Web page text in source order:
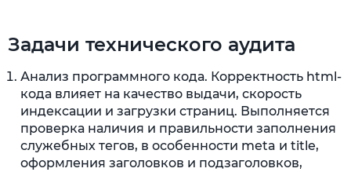
Задачи технического аудита
Анализ программного кода. Корректность html-
кода влияет на качество выдачи, скорость
индексации и загрузки страниц. Выполняется
проверка наличия и правильности заполнения
служебных тегов, в особенности meta и title,
оформления заголовков и подзаголовков,